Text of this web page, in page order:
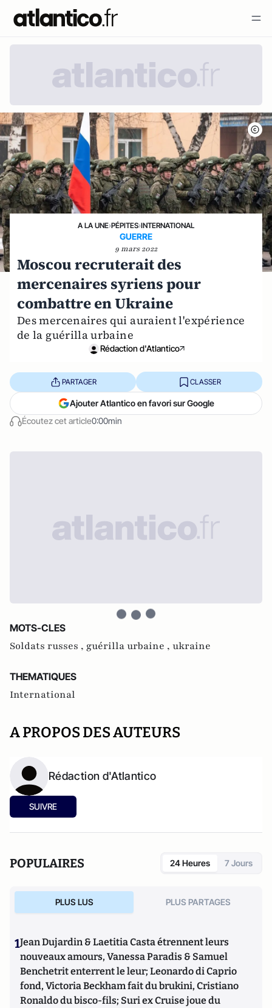
A LA UNE›PÉPITES›INTERNATIONAL
GUERRE
9 mars 2022
Moscou recruterait des
mercenaires syriens pour
combattre en Ukraine
Des mercenaires qui auraient l'expérience
de la guérilla urbaine
Rédaction d'Atlantico
Écoutez cet article0:00min
PARTAGER CLASSER
Ajouter Atlantico en favori sur Google
MOTS-CLES
Soldats russes , guérilla urbaine , ukraine
THEMATIQUES
International
A PROPOS DES AUTEURS
Rédaction d'Atlantico
SUIVRE
POPULAIRES 24 Heures 7 Jours
PLUS LUS PLUS PARTAGES
1Jean Dujardin & Laetitia Casta étrennent leurs
nouveaux amours, Vanessa Paradis & Samuel
Benchetrit enterrent le leur; Leonardo di Caprio
fond, Victoria Beckham fait du brukini, Cristiano
Ronaldo du bisco-fils; Suri ex Cruise joue du